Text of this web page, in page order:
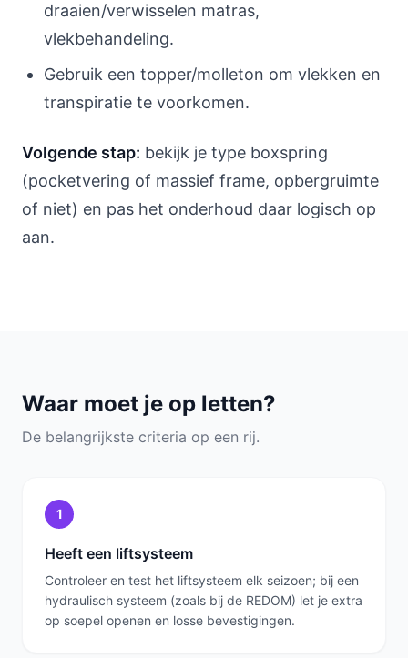
draaien/verwisselen matras,
vlekbehandeling.
Gebruik een topper/molleton om vlekken en
transpiratie te voorkomen.
Volgende stap: bekijk je type boxspring
(pocketvering of massief frame, opbergruimte
of niet) en pas het onderhoud daar logisch op
aan.
Waar moet je op letten?
De belangrijkste criteria op een rij.
1
Heeft een liftsysteem
Controleer en test het liftsysteem elk seizoen; bij een
hydraulisch systeem (zoals bij de REDOM) let je extra
op soepel openen en losse bevestigingen.